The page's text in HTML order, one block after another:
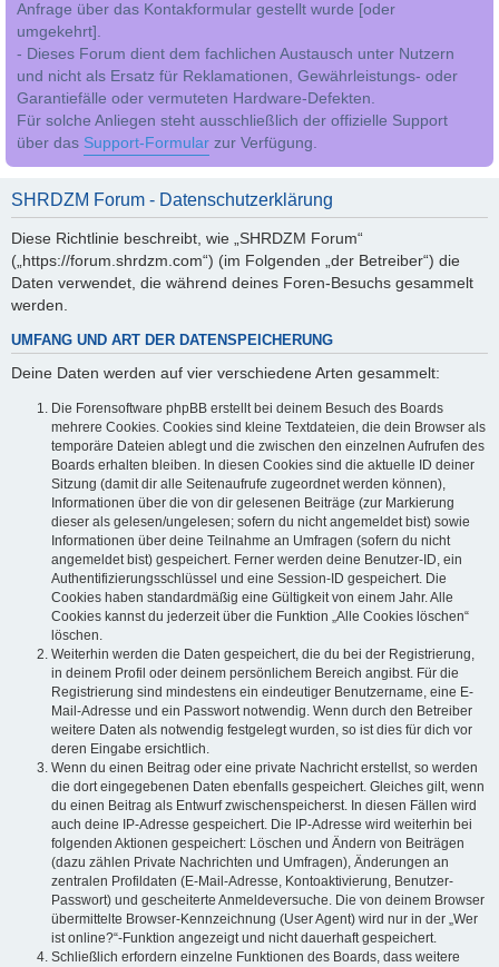
Anfrage über das Kontakformular gestellt wurde [oder
umgekehrt].
- Dieses Forum dient dem fachlichen Austausch unter Nutzern
und nicht als Ersatz für Reklamationen, Gewährleistungs- oder
Garantiefälle oder vermuteten Hardware-Defekten.
Für solche Anliegen steht ausschließlich der offizielle Support
über das Support-Formular zur Verfügung.
SHRDZM Forum - Datenschutzerklärung
Diese Richtlinie beschreibt, wie „SHRDZM Forum“
(„https://forum.shrdzm.com“) (im Folgenden „der Betreiber“) die
Daten verwendet, die während deines Foren-Besuchs gesammelt
werden.
UMFANG UND ART DER DATENSPEICHERUNG
Deine Daten werden auf vier verschiedene Arten gesammelt:
Die Forensoftware phpBB erstellt bei deinem Besuch des Boards
mehrere Cookies. Cookies sind kleine Textdateien, die dein Browser als
temporäre Dateien ablegt und die zwischen den einzelnen Aufrufen des
Boards erhalten bleiben. In diesen Cookies sind die aktuelle ID deiner
Sitzung (damit dir alle Seitenaufrufe zugeordnet werden können),
Informationen über die von dir gelesenen Beiträge (zur Markierung
dieser als gelesen/ungelesen; sofern du nicht angemeldet bist) sowie
Informationen über deine Teilnahme an Umfragen (sofern du nicht
angemeldet bist) gespeichert. Ferner werden deine Benutzer-ID, ein
Authentifizierungsschlüssel und eine Session-ID gespeichert. Die
Cookies haben standardmäßig eine Gültigkeit von einem Jahr. Alle
Cookies kannst du jederzeit über die Funktion „Alle Cookies löschen“
löschen.
Weiterhin werden die Daten gespeichert, die du bei der Registrierung,
in deinem Profil oder deinem persönlichem Bereich angibst. Für die
Registrierung sind mindestens ein eindeutiger Benutzername, eine E-
Mail-Adresse und ein Passwort notwendig. Wenn durch den Betreiber
weitere Daten als notwendig festgelegt wurden, so ist dies für dich vor
deren Eingabe ersichtlich.
Wenn du einen Beitrag oder eine private Nachricht erstellst, so werden
die dort eingegebenen Daten ebenfalls gespeichert. Gleiches gilt, wenn
du einen Beitrag als Entwurf zwischenspeicherst. In diesen Fällen wird
auch deine IP-Adresse gespeichert. Die IP-Adresse wird weiterhin bei
folgenden Aktionen gespeichert: Löschen und Ändern von Beiträgen
(dazu zählen Private Nachrichten und Umfragen), Änderungen an
zentralen Profildaten (E-Mail-Adresse, Kontoaktivierung, Benutzer-
Passwort) und gescheiterte Anmeldeversuche. Die von deinem Browser
übermittelte Browser-Kennzeichnung (User Agent) wird nur in der „Wer
ist online?“-Funktion angezeigt und nicht dauerhaft gespeichert.
Schließlich erfordern einzelne Funktionen des Boards, dass weitere